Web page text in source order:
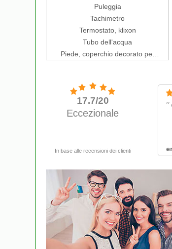
Puleggia
Tachimetro
Termostato, klixon
Tubo dell'acqua
Piede, coperchio decorato per
presa, piano di lavoro, lato